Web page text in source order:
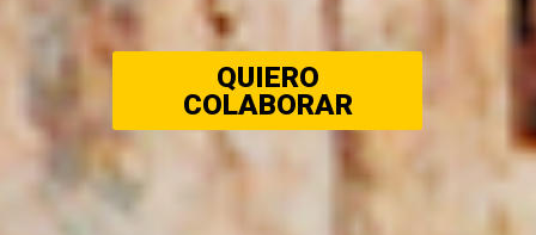
QUIERO
COLABORAR